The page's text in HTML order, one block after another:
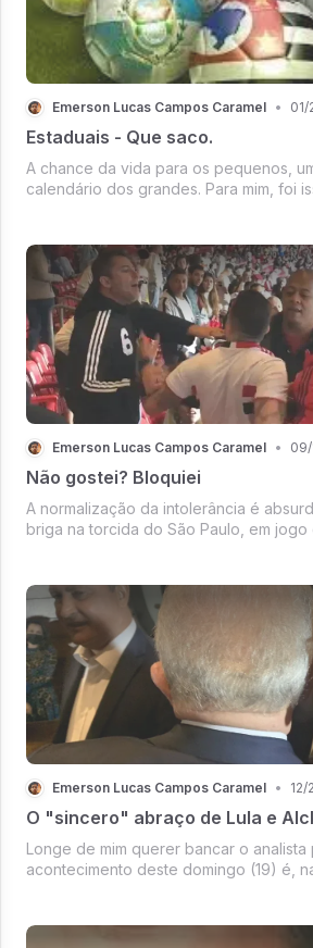
Emerson Lucas Campos Caramel • 01/
Estaduais - Que saco.
A chance da vida para os pequenos,
calendário dos grandes. Para mim, foi
ainda é longa.
Emerson Lucas Campos Caramel •
Não gostei? Bloquiei
A normalização da intolerância é
briga na torcida do São Paulo, em jogo
Emerson Lucas Campos Caramel • 12/
O "sincero" abraço de Lula e
Longe de mim querer bancar o analista
acontecimento deste domingo (19) é,